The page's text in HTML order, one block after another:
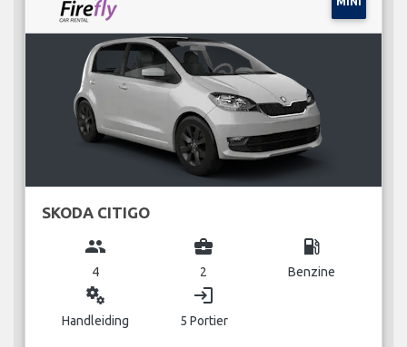
SKODA CITIGO
group
4
business_center
2
local_gas_station
Benzine
miscellaneous_services
Handleiding
login
5 Portier